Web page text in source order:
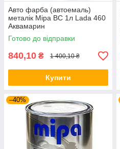
Авто фарба (автоемаль)
металік Mipa BC 1л Lada 460
Аквамарин
Готово до відправки
840,10 ₴ 1 400,10 ₴
Купити
–40%